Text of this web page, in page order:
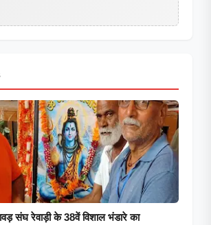
संघ रेवाड़ी के 38वें विशाल भंडारे का